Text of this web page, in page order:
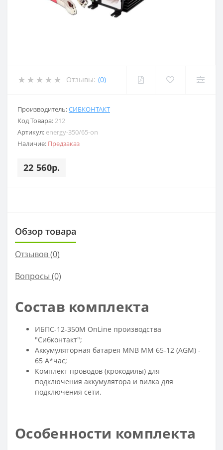
Отзывы: (0)
Производитель:СИБКОНТАКТ
Код Товара: 212
Артикул: energy-350/65-on
Наличие: Предзаказ
22 560р.
Обзор товара
Отзывов (0)
Вопросы (0)
Состав комплекта
ИБПС-12-350M OnLine производства
"Сибконтакт";
Аккумуляторная батарея MNB MM 65-12 (AGM) -
65 А*час;
Комплект проводов (крокодилы) для
подключения аккумулятора и вилка для
подключения сети.
Особенности комплекта